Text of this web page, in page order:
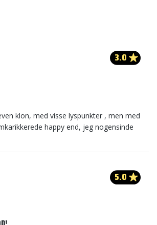
3.0
klon, med visse lyspunkter , men med
happy end, jeg nogensinde
5.0